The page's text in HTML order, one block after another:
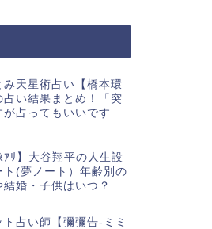
み天星術占い【橋本環
占い結果まとめ！「突
が占ってもいいです
ｱﾘ】大谷翔平の人生設
ト(夢ノート）年齢別の
結婚・子供はいつ？
ト占い師【彌彌告-ミミ